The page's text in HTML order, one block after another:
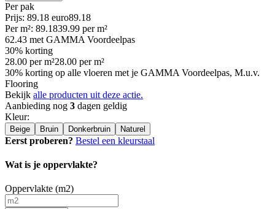
Per pak
Prijs: 89.18 euro89.18
Per m²: 89.1839.99 per m²
62.43 met GAMMA Voordeelpas
30% korting
28.00 per m²28.00 per m²
30% korting op alle vloeren met je GAMMA Voordeelpas, M.u.v.
Flooring
Bekijk alle producten uit deze actie.
Aanbieding nog 3 dagen geldig
Kleur:
Beige Bruin Donkerbruin Naturel
Eerst proberen? Bestel een kleurstaal
Wat is je oppervlakte?
Oppervlakte (m2)